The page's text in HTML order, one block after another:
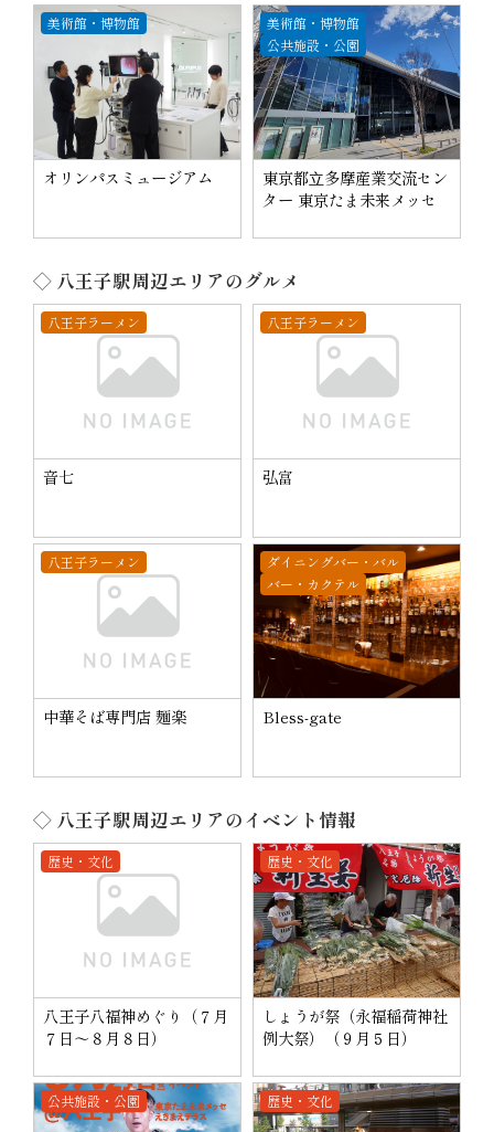
美術館・博物館
オリンパスミュージアム
美術館・博物館
公共施設・公園
東京都⽴多摩産業交流セン
ター 東京たま未来メッセ
◇ 八王子駅周辺エリアのグルメ
八王子ラーメン
音七
八王子ラーメン
弘富
八王子ラーメン
中華そば専門店 麺楽
ダイニングバー・バル
バー・カクテル
Bless-gate
◇ 八王子駅周辺エリアのイベント情報
歴史・文化
八王子八福神めぐり（７月
７日～８月８日）
歴史・文化
しょうが祭（永福稲荷神社
例大祭）（９月５日）
公共施設・公園 歴史・文化